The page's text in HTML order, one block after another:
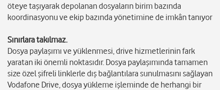
öteye taşıyarak depolanan dosyaların birim bazında
koordinasyonu ve ekip bazında yönetimine de imkân tanıyor
Sınırlara takılmaz.
Dosya paylaşımı ve yüklenmesi, drive hizmetlerinin fark
yaratan iki önemli noktasıdır. Dosya paylaşımında tamamen
size özel şifreli linklerle dış bağlantılara sunulmasını sağlayan
Vodafone Drive, dosya yükleme işleminde de herhangi bir